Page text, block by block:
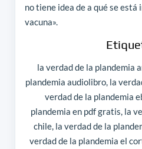
no tiene idea de a qué se está
vacuna».
la verdad de la plandemia
plandemia audiolibro, la
verdad de la plandemia
plandemia en pdf gratis, la
chile, la verdad de la
verdad de la plandemia el